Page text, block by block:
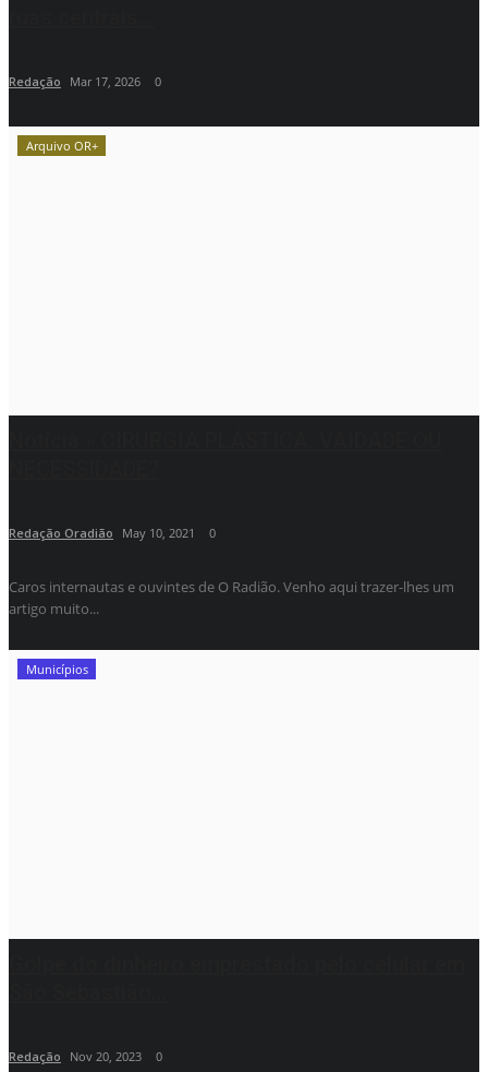
Redação Mar 17, 2026 0
Arquivo OR+
Redação Oradião May 10, 2021 0
Caros internautas e ouvintes de O Radião. Venho aqui trazer-lhes um
artigo muito...
Municípios
Redação Nov 20, 2023 0